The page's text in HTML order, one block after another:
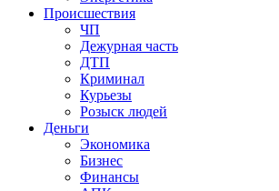
Происшествия
ЧП
Дежурная часть
ДТП
Криминал
Курьезы
Розыск людей
Деньги
Экономика
Бизнес
Финансы